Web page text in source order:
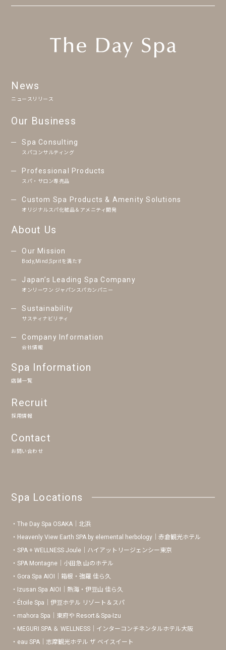
News
ニュースリリース
Our Business
Spa Consulting
スパコンサルティング
Professional Products
スパ・サロン専売品
Custom Spa Products & Amenity Solutions
オリジナルスパ化粧品＆アメニティ開発
About Us
Our Mission
Body,Mind,Spritを満たす
Japan’s Leading Spa Company
オンリーワン ジャパンスパカンパニー
Sustainability
サスティナビリティ
Company Information
会社情報
Spa Information
店舗一覧
Recruit
採用情報
Contact
お問い合わせ
Spa Locations
The Day Spa OSAKA｜北浜
Heavenly View Earth SPA by elemental herbology｜赤倉観光ホテル
SPA + WELLNESS Joule｜ハイアットリージェンシー東京
SPA Montagne｜小田急 山のホテル
Gora Spa AIOI｜箱根・強羅 佳ら久
Izusan Spa AIOI｜熱海・伊豆山 佳ら久
Étoile Spa｜伊豆ホテル リゾート＆スパ
mahora Spa｜東府や Resort＆Spa-Izu
MEGURI SPA ＆ WELLNESS｜インターコンチネンタルホテル大阪
eau SPA｜志摩観光ホテル ザ ベイスイート